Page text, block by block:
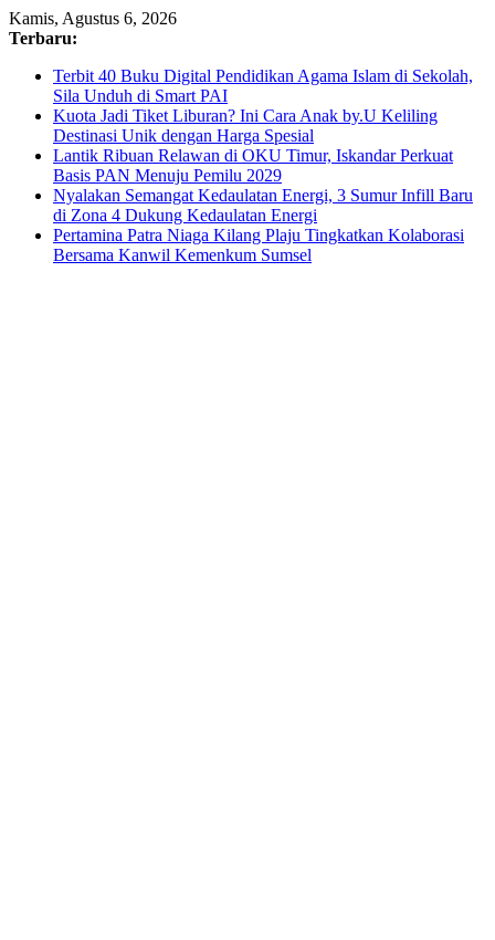
Skip
to
Kamis, Agustus 6, 2026
Terbaru:
Terbit 40 Buku Digital Pendidikan Agama Islam di Sekolah,
Sila Unduh di Smart PAI
Kuota Jadi Tiket Liburan? Ini Cara Anak by.U Keliling
Destinasi Unik dengan Harga Spesial
Lantik Ribuan Relawan di OKU Timur, Iskandar Perkuat
Basis PAN Menuju Pemilu 2029
Nyalakan Semangat Kedaulatan Energi, 3 Sumur Infill Baru
di Zona 4 Dukung Kedaulatan Energi
Pertamina Patra Niaga Kilang Plaju Tingkatkan Kolaborasi
Bersama Kanwil Kemenkum Sumsel